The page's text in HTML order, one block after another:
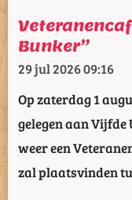
Bunker”
29 jul 202609:16
Op zaterdag 1
gelegen aan Vijfde
weer een
zal plaatsvinden